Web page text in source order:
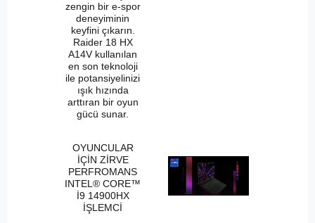
zengin bir e-spor
deneyiminin
keyfini çıkarın.
Raider 18 HX
A14V kullanılan
en son teknoloji
ile potansiyelinizi
ışık hızında
arttıran bir oyun
gücü sunar.
OYUNCULAR
İÇİN ZİRVE
PERFROMANS
INTEL® CORE™
İ9 14900HX
İŞLEMCİ